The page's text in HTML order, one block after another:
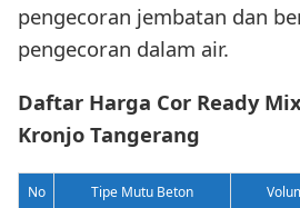
pengecoran jembatan dan
pengecoran dalam air.
Daftar Harga Cor Ready
Kronjo Tangerang
No Tipe Mutu Beton